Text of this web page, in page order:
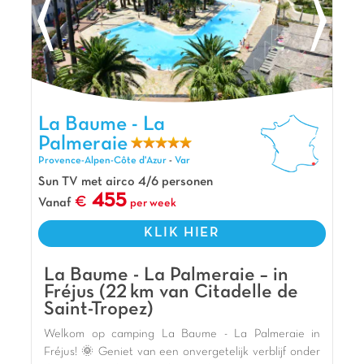
Grimaud. 🌿 Een onvergetelijke vakantie wacht op u
aan de Côte d'Azur! 🌞
De mening van Jasmijn
Sfeervol vakantiepark midden tussen de
dennenbomen. Slechts 15 minuten van de zee,
Fréjus en vele activiteiten (Luna Parc, Aqualand,
etc)! Laetitia en Nicolas heten u van harte
welkom voor een sublieme vakantie!
Pluspunten
Op 7 km van de zandstranden en Fréjus
Op slechts 9km van Saint Raphaël
Op slechts 10min van Roquebrune-sur-Argens
La Baume - La Palmeraie, Vakantiepark Provence-Alpen-Côte
d'Azur
La Baume - La
Palmeraie
Provence-Alpen-Côte d'Azur - Var
Sun TV met airco 4/6 personen
Vanaf
455 per week
KLIK HIER
La Baume - La Palmeraie – in
Fréjus (22 km van Citadelle de
Saint-Tropez)
Welkom op camping La Baume - La Palmeraie in
Fréjus! 🌞 Geniet van een onvergetelijk verblijf onder